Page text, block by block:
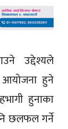
उद्देश्यले
आयोजना हुने
हुनाका
छलफल गर्ने